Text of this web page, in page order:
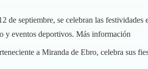
de septiembre, se celebran las
y eventos deportivos. Más información
a Miranda de Ebro, celebra sus